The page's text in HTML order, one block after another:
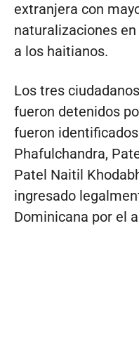
extranjera con
naturalizaciones
a los haitianos.
Los tres
fueron detenidos
fueron
Phafulchandra,
Patel Naitil
ingresado
Dominicana por el